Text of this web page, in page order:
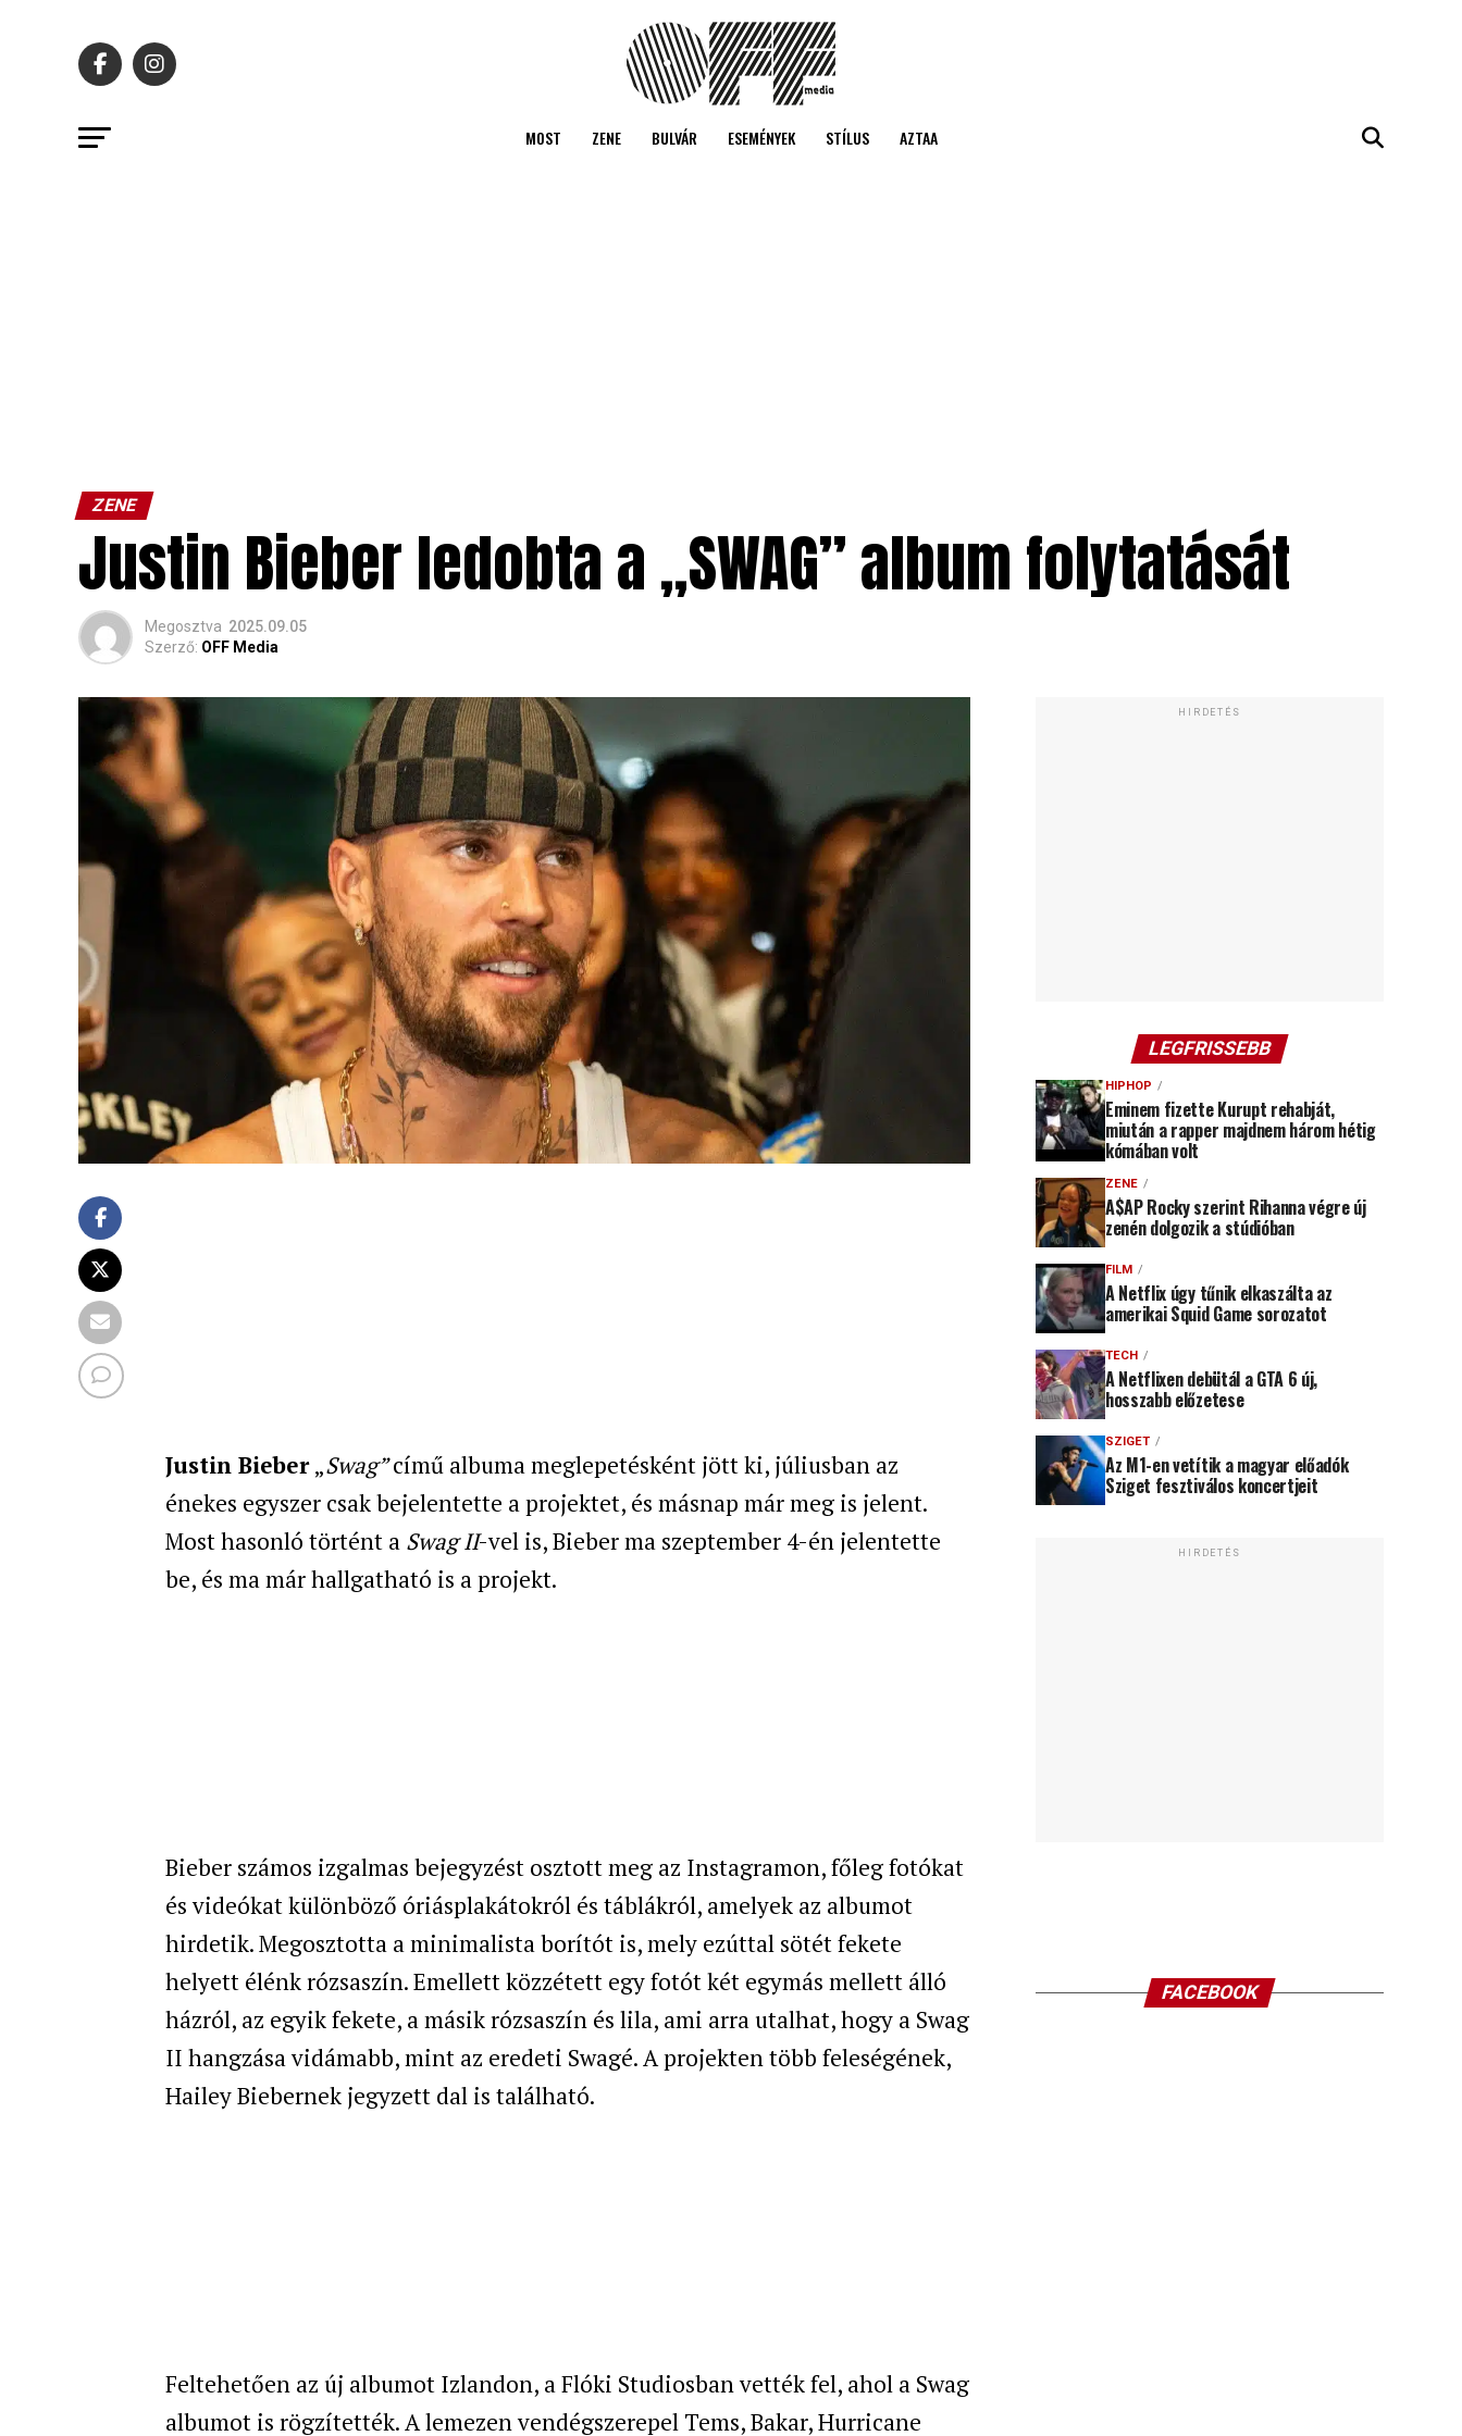
MOST ZENE BULVÁR ESEMÉNYEK STÍLUS AZTAA
ZENE
Justin Bieber ledobta a „SWAG” album folytatását
Megosztva 2025.09.05
Szerző: OFF Media
Justin Bieber„Swag”című albuma meglepetésként jött ki, júliusban az
énekes egyszer csak bejelentette a projektet, és másnap már meg is jelent.
Most hasonló történt a Swag II-vel is, Bieber ma szeptember 4-én jelentette
be, és ma már hallgatható is a projekt.
Bieber számos izgalmas bejegyzést osztott meg az Instagramon, főleg fotókat
és videókat különböző óriásplakátokról és táblákról, amelyek az albumot
hirdetik. Megosztotta a minimalista borítót is, mely ezúttal sötét fekete
helyett élénk rózsaszín. Emellett közzétett egy fotót két egymás mellett álló
házról, az egyik fekete, a másik rózsaszín és lila, ami arra utalhat, hogy a Swag
II hangzása vidámabb, mint az eredeti Swagé. A projekten több feleségének,
Hailey Biebernek jegyzett dal is található.
Feltehetően az új albumot Izlandon, a Flóki Studiosban vették fel, ahol a Swag
albumot is rögzítették. A lemezen vendégszerepel Tems, Bakar, Hurricane
HIRDETÉS
LEGFRISSEBB
HIPHOP
Eminem fizette Kurupt rehabját,
miután a rapper majdnem három hétig
kómában volt
ZENE
A$AP Rocky szerint Rihanna végre új
zenén dolgozik a stúdióban
FILM
A Netflix úgy tűnik elkaszálta az
amerikai Squid Game sorozatot
TECH
A Netflixen debütál a GTA 6 új,
hosszabb előzetese
SZIGET
Az M1-en vetítik a magyar előadók
Sziget fesztiválos koncertjeit
HIRDETÉS
FACEBOOK